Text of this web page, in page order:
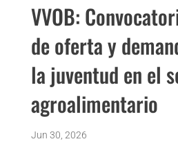
VVOB:
de oferta y
la juventud en el
agroalimentario
Jun 30, 2026